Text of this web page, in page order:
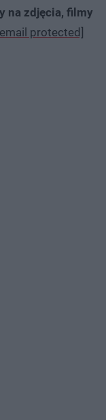
na zdjęcia, filmy
protected]